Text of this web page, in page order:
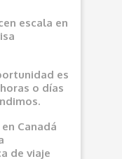
escala en
es
o días
Canadá
de viaje